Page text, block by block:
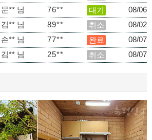
문** 님 76** 대기
08/06
김** 님 89** 취소
08/02
손** 님 77** 완료
08/07
김** 님 25** 취소
08/07
문** 님 76** 대기
08/06
김** 님 89** 취소 08/02